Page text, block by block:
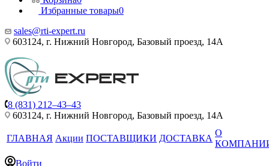
Избранные товары0
sales@rti-expert.ru
603124, г. Нижний Новгород, Базовый проезд, 14А
8 (831) 212–43–43
603124, г. Нижний Новгород, Базовый проезд, 14А
ГЛАВНАЯ Акции ПОСТАВЩИКИ ДОСТАВКА
О
Войти